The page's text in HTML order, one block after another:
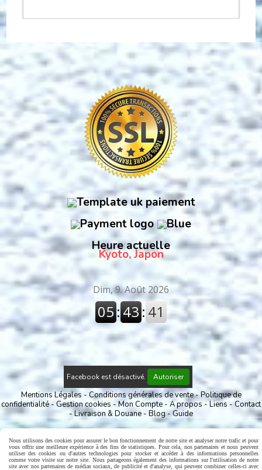
Heure actuelle
Kyoto, Japon
Facebook est désactivé. Autoriser
Mentions Légales Conditions générales de vente
Politique de
confidentialité
Gestion cookies Mon Compte A propos Liens
Contact
Livraison & Douane
Blog Guide
Nous utilisons des cookies pour assurer le bon fonctionnement de notre site et analyser notre trafic et pour
vous offrir une meilleure expérience à des fins de statistiques. Pour cela, nos partenaires et nous peuvent
utiliser des cookies ou d'autres technologies pour stocker et accéder à des informations personnelles
comme votre visite sur notre site. Nous partageons également des informations sur l'utilisation de notre
site avec nos partenaires de médias sociaux, de publicité et d'analyse, qui peuvent combiner celles-ci avec